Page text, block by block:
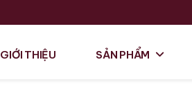
GIỚI THIỆU SẢN PHẨM